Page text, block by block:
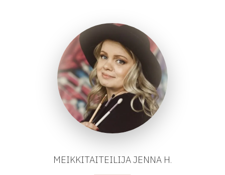
MEIKKITAITEILIJA JENNA H.